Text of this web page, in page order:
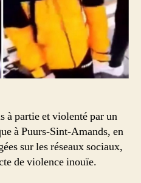
à partie et violenté par un
à Puurs-Sint-Amands, en
sur les réseaux sociaux,
de violence inouïe.